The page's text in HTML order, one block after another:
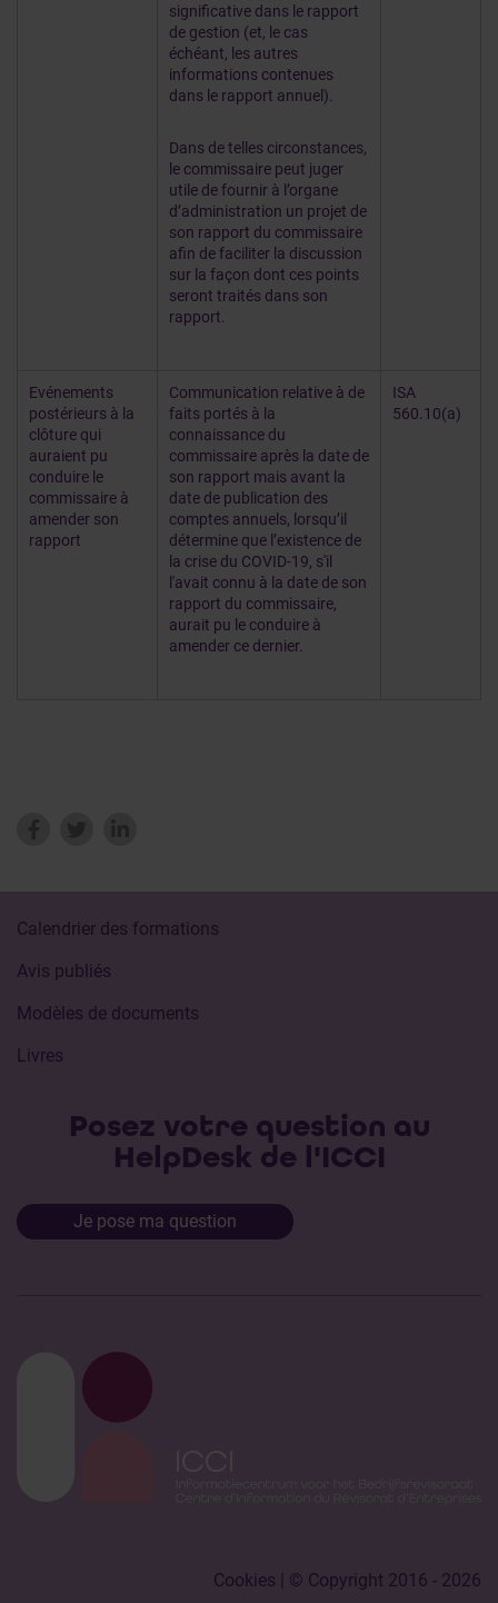
significative dans le rapport
de gestion (et, le cas
échéant, les autres
informations contenues
dans le rapport annuel).
Dans de telles circonstances,
le commissaire peut juger
utile de fournir à l’organe
d’administration un projet de
son rapport du commissaire
afin de faciliter la discussion
sur la façon dont ces points
seront traités dans son
rapport.
Evénements
postérieurs à la
clôture qui
auraient pu
conduire le
commissaire à
amender son
rapport
Communication relative à de
faits portés à la
connaissance du
commissaire après la date de
son rapport mais avant la
date de publication des
comptes annuels, lorsqu’il
détermine que l’existence de
la crise du COVID-19, s'il
l'avait connu à la date de son
rapport du commissaire,
aurait pu le conduire à
amender ce dernier.
ISA
560.10(a)
Calendrier des formations
Avis publiés
Modèles de documents
Livres
Posez votre question au
HelpDesk de l'ICCI
Je pose ma question
Cookies | © Copyright 2016 - 2026